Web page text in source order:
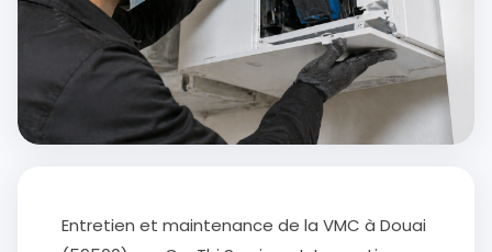
Entretien et maintenance de la VMC à Douai